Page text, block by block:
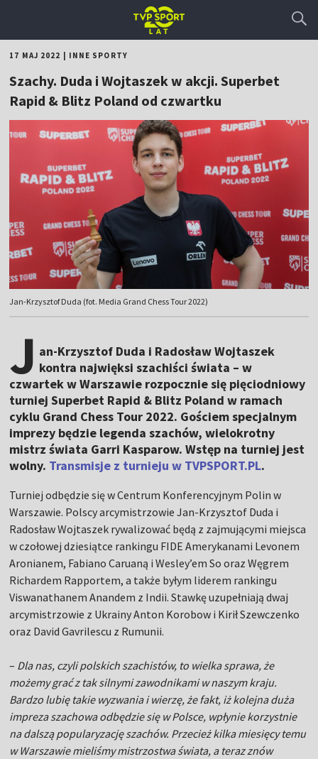
17 MAJ 2022 INNE SPORTY
Szachy. Duda i Wojtaszek w akcji. Superbet
Rapid & Blitz Poland od czwartku
Jan-Krzysztof Duda (fot. Media Grand Chess Tour 2022)
J an-Krzysztof Duda i Radosław Wojtaszek
kontra najwięksi szachiści świata – w
czwartek w Warszawie rozpocznie się pięciodniowy
turniej Superbet Rapid & Blitz Poland w ramach
cyklu Grand Chess Tour 2022. Gościem specjalnym
imprezy będzie legenda szachów, wielokrotny
mistrz świata Garri Kasparow. Wstęp na turniej jest
wolny. Transmisje z turnieju w TVPSPORT.PL.
Turniej odbędzie się w Centrum Konferencyjnym Polin w
Warszawie. Polscy arcymistrzowie Jan-Krzysztof Duda i
Radosław Wojtaszek rywalizować będą z zajmującymi miejsca
w czołowej dziesiątce rankingu FIDE Amerykanami Levonem
Aronianem, Fabiano Caruaną i Wesley’em So oraz Węgrem
Richardem Rapportem, a także byłym liderem rankingu
Viswanathanem Anandem z Indii. Stawkę uzupełniają dwaj
arcymistrzowie z Ukrainy Anton Korobow i Kirił Szewczenko
oraz David Gavrilescu z Rumunii.
– Dla nas, czyli polskich szachistów, to wielka sprawa, że
możemy grać z tak silnymi zawodnikami w naszym kraju.
Bardzo lubię takie wyzwania i wierzę, że fakt, iż kolejna duża
impreza szachowa odbędzie się w Polsce, wpłynie korzystnie
na dalszą popularyzację szachów. Przecież kilka miesięcy temu
w Warszawie mieliśmy mistrzostwa świata, a teraz znów